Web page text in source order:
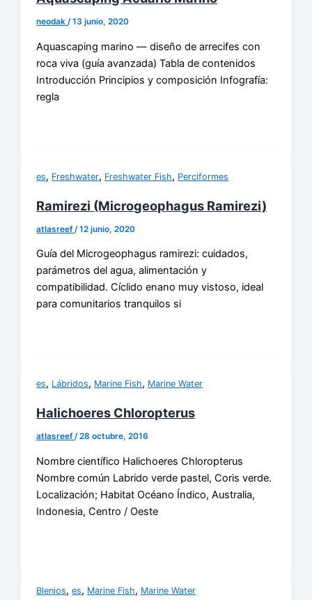
neodak/13 junio, 2020
Aquascaping marino — diseño de arrecifes con
roca viva (guía avanzada) Tabla de contenidos
Introducción Principios y composición Infografía:
regla
es, Freshwater, Freshwater Fish, Perciformes
Ramirezi (Microgeophagus Ramirezi)
atlasreef /12 junio, 2020
Guía del Microgeophagus ramirezi: cuidados,
parámetros del agua, alimentación y
compatibilidad. Cíclido enano muy vistoso, ideal
para comunitarios tranquilos si
es, Lábridos, Marine Fish, Marine Water
Halichoeres Chloropterus
atlasreef/28 octubre, 2016
Nombre científico Halichoeres Chloropterus
Nombre común Labrido verde pastel, Coris verde.
Localización; Habitat Océano Índico, Australia,
Indonesia, Centro / Oeste
Blenios,es, Marine Fish, Marine Water